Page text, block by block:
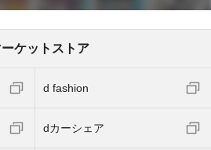
ケットストア
d fashion
dカーシェア